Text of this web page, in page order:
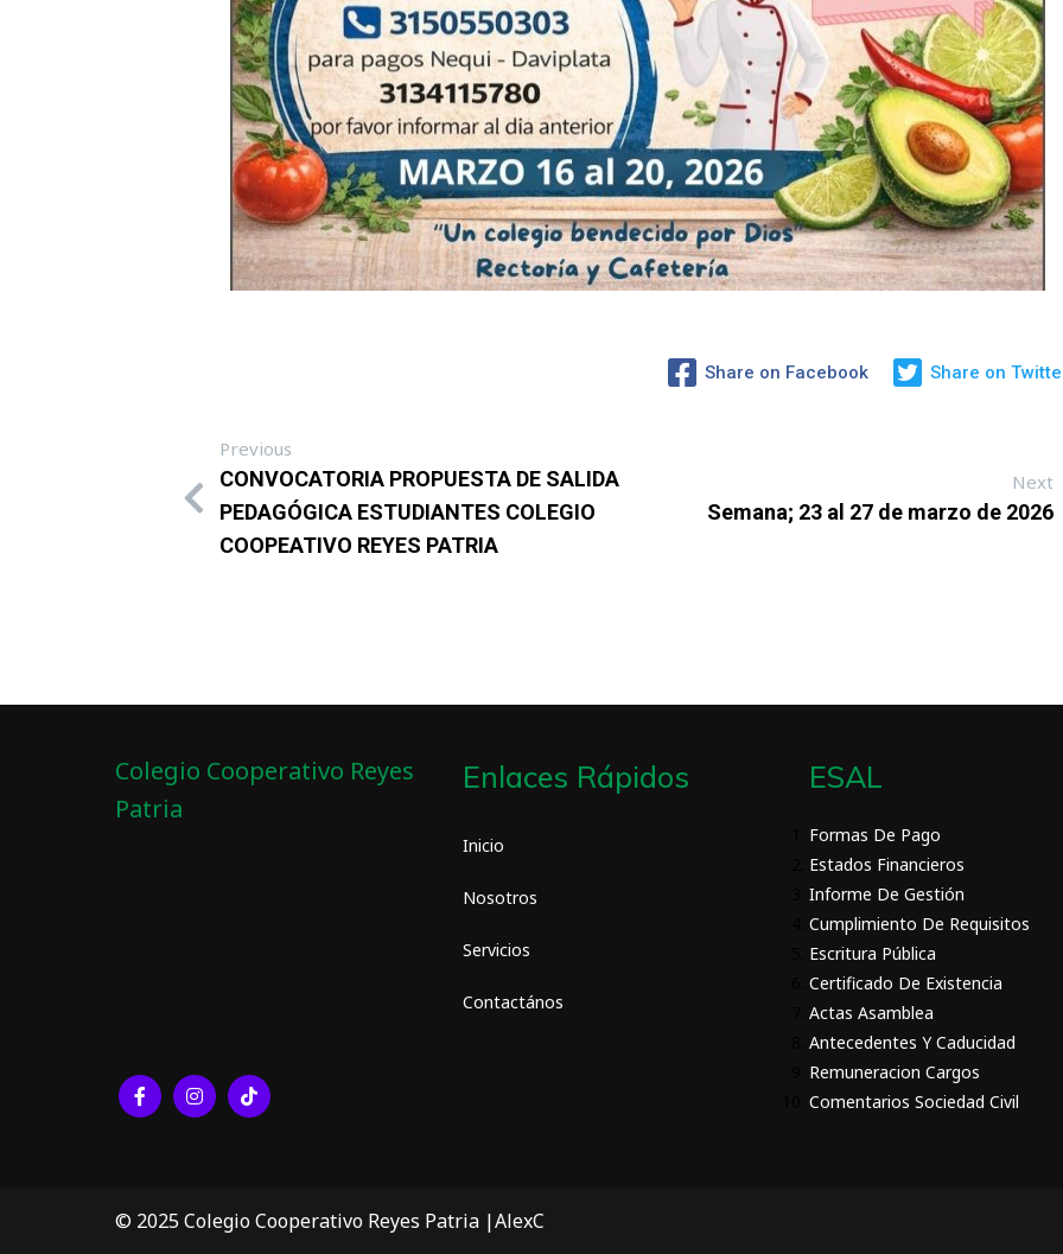
Share on Facebook Share on
Previous
CONVOCATORIA PROPUESTA DE SALIDA
PEDAGÓGICA ESTUDIANTES COLEGIO
COOPEATIVO REYES PATRIA
Next
Semana; 23 al 27 de marzo de 2026
Colegio Cooperativo Reyes
Patria
Enlaces Rápidos
Inicio
Nosotros
Servicios
Contactános
ESAL
Formas De Pago
Estados Financieros
Informe De Gestión
Cumplimiento De Requisitos
Escritura Pública
Certificado De Existencia
Actas Asamblea
Antecedentes Y Caducidad
Remuneracion Cargos
Comentarios Sociedad Civil
© 2025 Colegio Cooperativo Reyes Patria |AlexC